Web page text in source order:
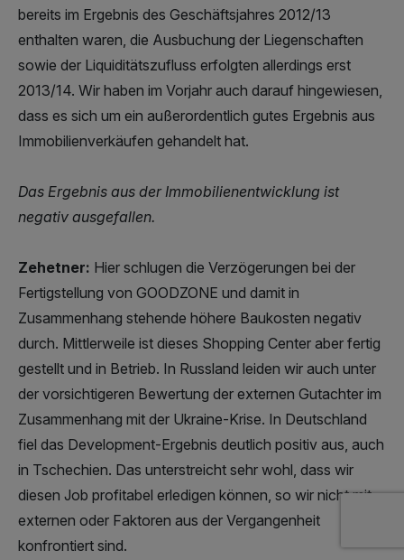
bereits im Ergebnis des Geschäftsjahres 2012/13
enthalten waren, die Ausbuchung der Liegenschaften
sowie der Liquiditätszufluss erfolgten allerdings erst
2013/14. Wir haben im Vorjahr auch darauf hingewiesen,
dass es sich um ein außerordentlich gutes Ergebnis aus
Immobilienverkäufen gehandelt hat.
Das Ergebnis aus der Immobilienentwicklung ist
negativ ausgefallen.
Zehetner: Hier schlugen die Verzögerungen bei der
Fertigstellung von GOODZONE und damit in
Zusammenhang stehende höhere Baukosten negativ
durch. Mittlerweile ist dieses Shopping Center aber fertig
gestellt und in Betrieb. In Russland leiden wir auch unter
der vorsichtigeren Bewertung der externen Gutachter im
Zusammenhang mit der Ukraine-Krise. In Deutschland
fiel das Development-Ergebnis deutlich positiv aus, auch
in Tschechien. Das unterstreicht sehr wohl, dass wir
diesen Job profitabel erledigen können, so wir nicht mit
externen oder Faktoren aus der Vergangenheit
konfrontiert sind.